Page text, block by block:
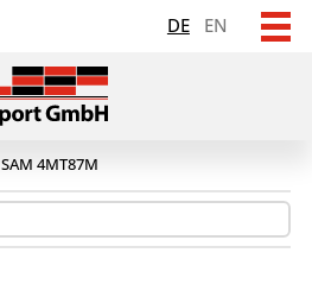
DE EN
SAM 4MT87M